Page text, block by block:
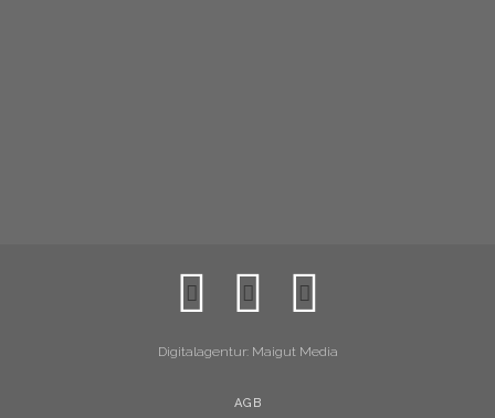
Digitalagentur: Maigut Media
AGB